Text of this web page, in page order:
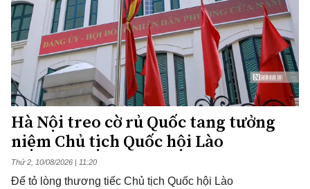
Hà Nội treo cờ rủ Quốc tang tưởng
niệm Chủ tịch Quốc hội Lào
Thứ 2, 10/08/2026 | 11:20
Để tỏ lòng thương tiếc Chủ tịch Quốc hội Lào